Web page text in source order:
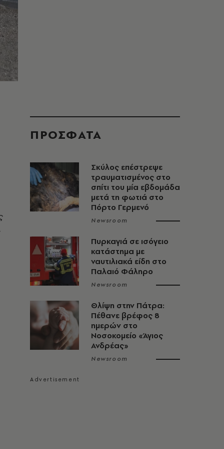
ΠΡΟΣΦΑΤΑ
Σκύλος επέστρεψε
τραυματισμένος στο
σπίτι του μία εβδομάδα
μετά τη φωτιά στο
Πόρτο Γερμενό
Newsroom
Πυρκαγιά σε ισόγειο
κατάστημα με
ναυτιλιακά είδη στο
Παλαιό Φάληρο
Newsroom
Θλίψη στην Πάτρα:
Πέθανε βρέφος 8
ημερών στο
Νοσοκομείο «Άγιος
Ανδρέας»
Newsroom